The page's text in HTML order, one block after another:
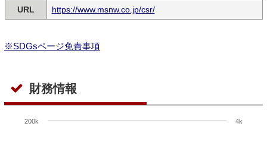
URL https://www.msnw.co.jp/csr/
※SDGsページ免責事項
財務情報
200k 4k